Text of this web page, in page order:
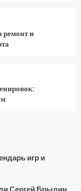
ремонт и
игр и
Сергей Брылин